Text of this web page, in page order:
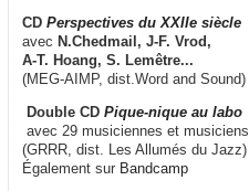
CD Perspectives du XXIIe siècle
avec N.Chedmail, J-F. Vrod,
A-T. Hoang, S. Lemêtre...
(MEG-AIMP, dist.Word and Sound)
Double CD Pique-nique au labo
avec 29 musiciennes et musiciens
(GRRR, dist. Les Allumés du Jazz)
Également sur Bandcamp